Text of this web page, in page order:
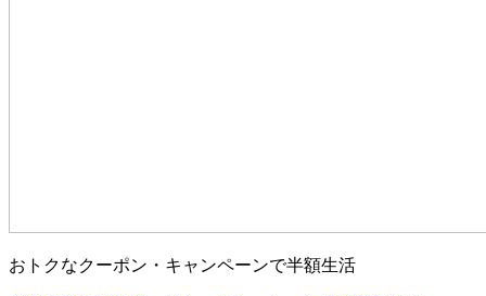
おトクなクーポン・キャンペーンで半額生活